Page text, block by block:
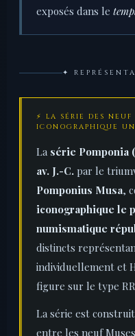
exposés dans le
✦
⚡ LA SÉRIE DES
ICONOGRAPHIQUE
La série Pomponia
av. J.-C. par le
Pomponius Musa,
iconographique le
numismatique
distincts
individuellement et
figure sur le type
La série est
entre les neuf